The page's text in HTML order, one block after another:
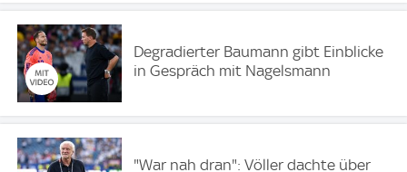
Degradierter Baumann gibt Einblicke
in Gespräch mit Nagelsmann
"War nah dran": Völler dachte über